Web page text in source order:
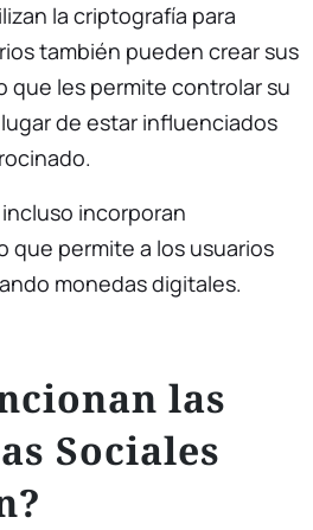
la criptografía para
también pueden crear sus
que les permite controlar su
de estar influenciados
incorporan
que permite a los usuarios
monedas digitales.
las
Sociales